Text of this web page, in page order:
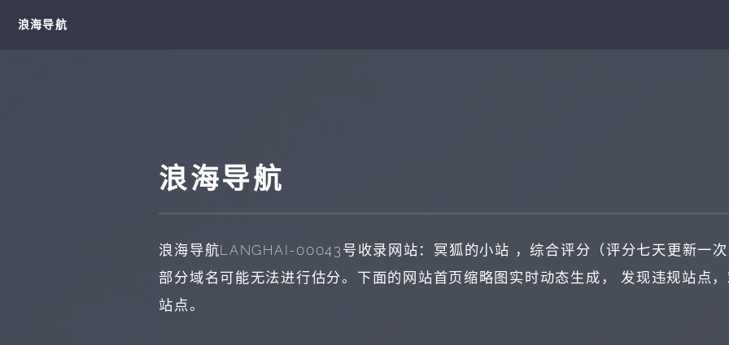
浪海导航
浪海导航
浪海导航LANGHAI-00043 号收录网站： 冥狐的小站 ，综合评分（评分七天更新一
部分域名可能无法进行估分。下面的网站首页缩略图实时动态生成， 发现违规站点
站点。